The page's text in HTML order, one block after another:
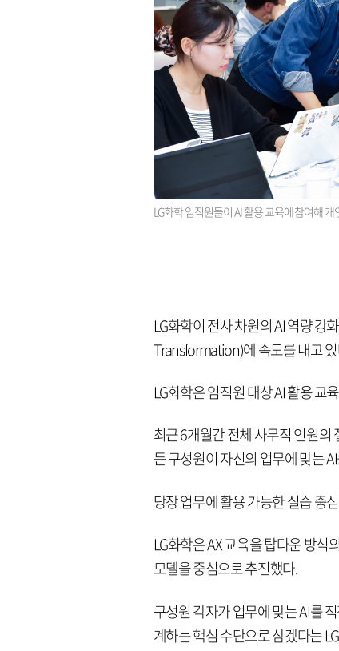
LG화학 임직원들이 AI 활용 교육에 참여해
LG화학이 전사 차원의 AI 역량 강
Transformation)에 속도를 내고
LG화학은 임직원 대상 AI 활용 교
최근 6개월간 전체 사무직 인원의
든 구성원이 자신의 업무에 맞는
당장 업무에 활용 가능한 실습 중
LG화학은 AX 교육을 탑다운 방식
모델을 중심으로 추진했다.
구성원 각자가 업무에 맞는 AI를
계하는 핵심 수단으로 삼겠다는